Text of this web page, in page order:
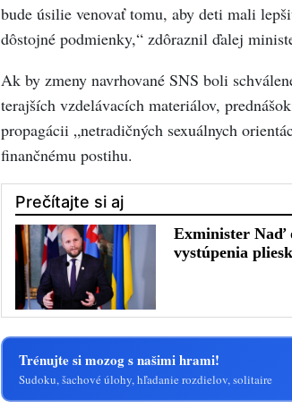
bude úsilie venovať tomu, aby deti mali
dôstojné podmienky,“ zdôraznil ďalej
Ak by zmeny navrhované SNS boli
terajších vzdelávacích materiálov,
propagácii „netradičných sexuálnych
finančnému postihu.
Trénujte si mozog s našimi hrami!
Sudoku, šachové úlohy, hľadanie rozdielov, solitaire